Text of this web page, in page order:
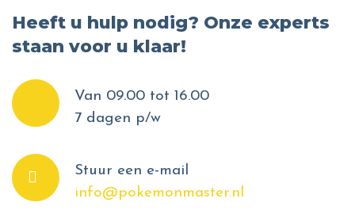
Heeft u hulp nodig? Onze experts
staan voor u klaar!
Van 09.00 tot 16.00
7 dagen p/w
Stuur een e-mail
info@pokemonmaster.nl